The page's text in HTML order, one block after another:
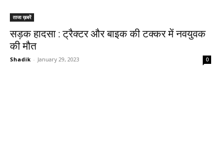
ताजा ख़बरें
सड़क हादसा : ट्रैक्टर और बाइक की टक्कर में नवयुवक
की मौत
Shadik - January 29, 2023 0